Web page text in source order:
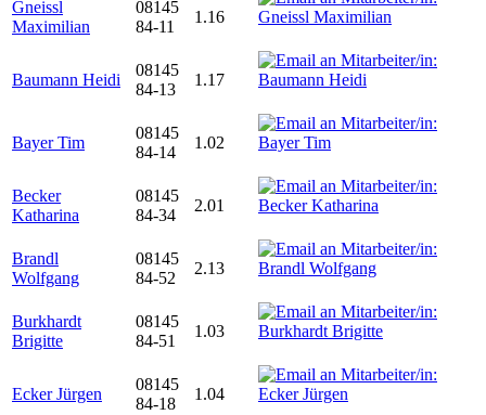
Gneissl
Maximilian
08145
84-11
1.16
Baumann Heidi
08145
84-13
1.17
Bayer Tim
08145
84-14
1.02
Becker
Katharina
08145
84-34
2.01
Brandl
Wolfgang
08145
84-52
2.13
Burkhardt
Brigitte
08145
84-51
1.03
Ecker Jürgen
08145
84-18
1.04